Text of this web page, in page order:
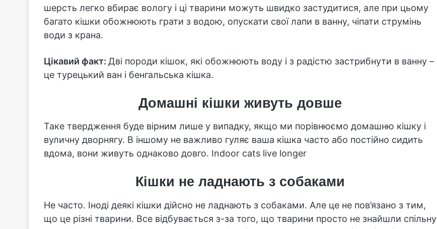
шерсть легко вбирає вологу і ці тварини можуть швидко застудитися, але при цьому
багато кішки обожнюють грати з водою, опускати свої лапи в ванну, чіпати струмінь
води з крана.
Цікавий факт: Дві породи кішок, які обожнюють воду і з радістю застрибнути в ванну –
це турецький ван і бенгальська кішка.
Домашні кішки живуть довше
Таке твердження буде вірним лише у випадку, якщо ми порівнюємо домашню кішку і
вуличну дворнягу. В іншому не важливо гуляє ваша кішка часто або постійно сидить
вдома, вони живуть однаково довго. Indoor cats live longer
Кішки не ладнають з собаками
Не часто. Іноді деякі кішки дійсно не ладнають з собаками. Але це не пов’язано з тим,
що це різні тварини. Все відбувається з-за того, що тварини просто не знайшли спільну